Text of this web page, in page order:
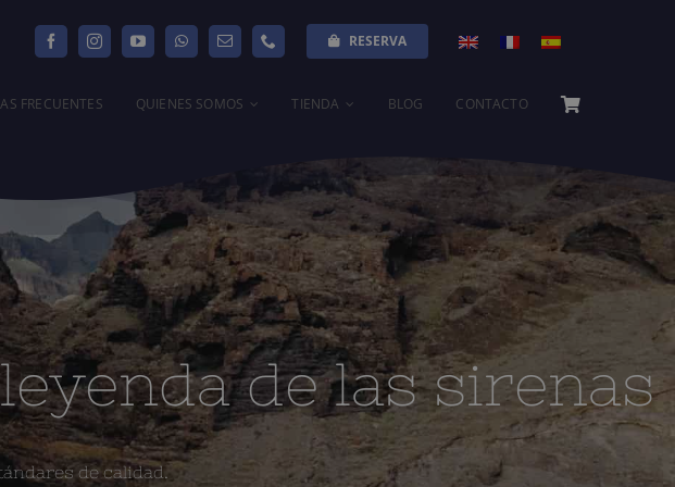
RESERVA
FRECUENTES QUIENES SOMOS TIENDA BLOG CONTACTO
de las sirenas
de calidad.